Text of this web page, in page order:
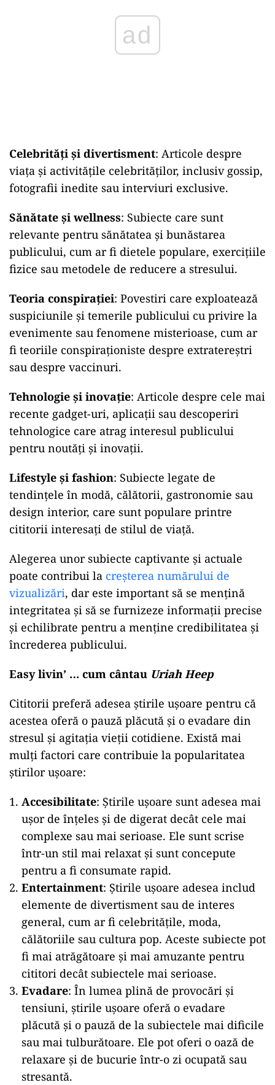
ad
Celebrități și divertisment: Articole despre
viața și activitățile celebrităților, inclusiv gossip,
fotografii inedite sau interviuri exclusive.
Sănătate și wellness: Subiecte care sunt
relevante pentru sănătatea și bunăstarea
publicului, cum ar fi dietele populare, exercițiile
fizice sau metodele de reducere a stresului.
Teoria conspirației: Povestiri care exploatează
suspiciunile și temerile publicului cu privire la
evenimente sau fenomene misterioase, cum ar
fi teoriile conspiraționiste despre extratereștri
sau despre vaccinuri.
Tehnologie și inovație: Articole despre cele mai
recente gadget-uri, aplicații sau descoperiri
tehnologice care atrag interesul publicului
pentru noutăți și inovații.
Lifestyle și fashion: Subiecte legate de
tendințele în modă, călătorii, gastronomie sau
design interior, care sunt populare printre
cititorii interesați de stilul de viață.
Alegerea unor subiecte captivante și actuale
poate contribui la creșterea numărului de
vizualizări, dar este important să se mențină
integritatea și să se furnizeze informații precise
și echilibrate pentru a menține credibilitatea și
încrederea publicului.
Easy livin’ … cum cântau Uriah Heep
Cititorii preferă adesea știrile ușoare pentru că
acestea oferă o pauză plăcută și o evadare din
stresul și agitația vieții cotidiene. Există mai
mulți factori care contribuie la popularitatea
știrilor ușoare:
Accesibilitate: Știrile ușoare sunt adesea mai
ușor de înțeles și de digerat decât cele mai
complexe sau mai serioase. Ele sunt scrise
într-un stil mai relaxat și sunt concepute
pentru a fi consumate rapid.
Entertainment: Știrile ușoare adesea includ
elemente de divertisment sau de interes
general, cum ar fi celebritățile, moda,
călătoriile sau cultura pop. Aceste subiecte pot
fi mai atrăgătoare și mai amuzante pentru
cititori decât subiectele mai serioase.
Evadare: În lumea plină de provocări și
tensiuni, știrile ușoare oferă o evadare
plăcută și o pauză de la subiectele mai dificile
sau mai tulburătoare. Ele pot oferi o oază de
relaxare și de bucurie într-o zi ocupată sau
stresantă.